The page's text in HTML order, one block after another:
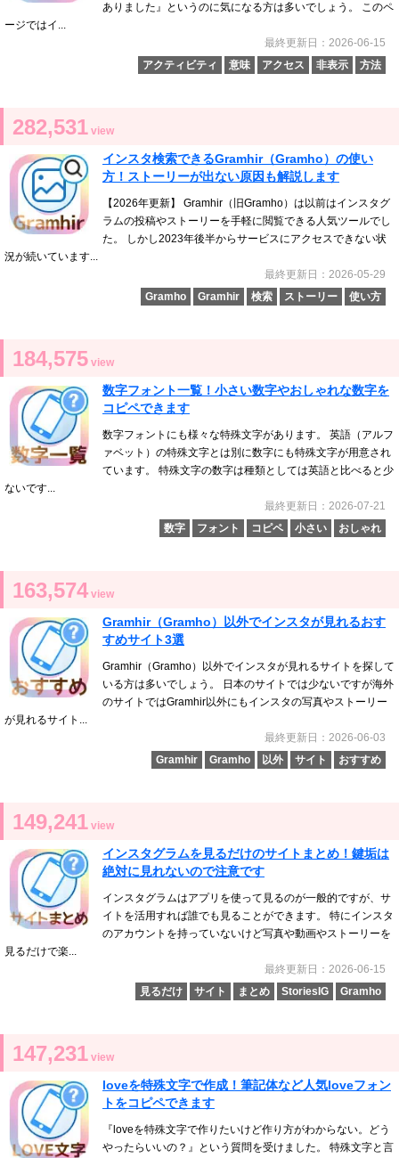
ありました』というのに気になる方は多いでしょう。 このペ
ージではイ...
最終更新日：2026-06-15
アクティビティ
意味 アクセス 非表示 方法
282,531 view
インスタ検索できるGramhir（Gramho）の使い
方！ストーリーが出ない原因も解説します
【2026年更新】 Gramhir（旧Gramho）は以前はインスタグ
ラムの投稿やストーリーを手軽に閲覧できる人気ツールでし
た。 しかし2023年後半からサービスにアクセスできない状
況が続いています...
最終更新日：2026-05-29
Gramho
Gramhir 検索 ストーリー 使い方
184,575 view
数字フォント一覧！小さい数字やおしゃれな数字を
コピペできます
数字フォントにも様々な特殊文字があります。 英語（アルフ
ァベット）の特殊文字とは別に数字にも特殊文字が用意され
ています。 特殊文字の数字は種類としては英語と比べると少
ないです...
最終更新日：2026-07-21
数字
フォント コピペ 小さい おしゃれ
163,574 view
Gramhir（Gramho）以外でインスタが見れるおす
すめサイト3選
Gramhir（Gramho）以外でインスタが見れるサイトを探して
いる方は多いでしょう。 日本のサイトでは少ないですが海外
のサイトではGramhir以外にもインスタの写真やストーリー
が見れるサイト...
最終更新日：2026-06-03
Gramhir
Gramho 以外 サイト おすすめ
149,241 view
インスタグラムを見るだけのサイトまとめ！鍵垢は
絶対に見れないので注意です
インスタグラムはアプリを使って見るのが一般的ですが、サ
イトを活用すれば誰でも見ることができます。 特にインスタ
のアカウントを持っていないけど写真や動画やストーリーを
見るだけで楽...
最終更新日：2026-06-15
見るだけ
サイト まとめ StoriesIG Gramho
147,231 view
loveを特殊文字で作成！筆記体など人気loveフォン
トをコピペできます
『loveを特殊文字で作りたいけど作り方がわからない。どう
やったらいいの？』という質問を受けました。 特殊文字と言